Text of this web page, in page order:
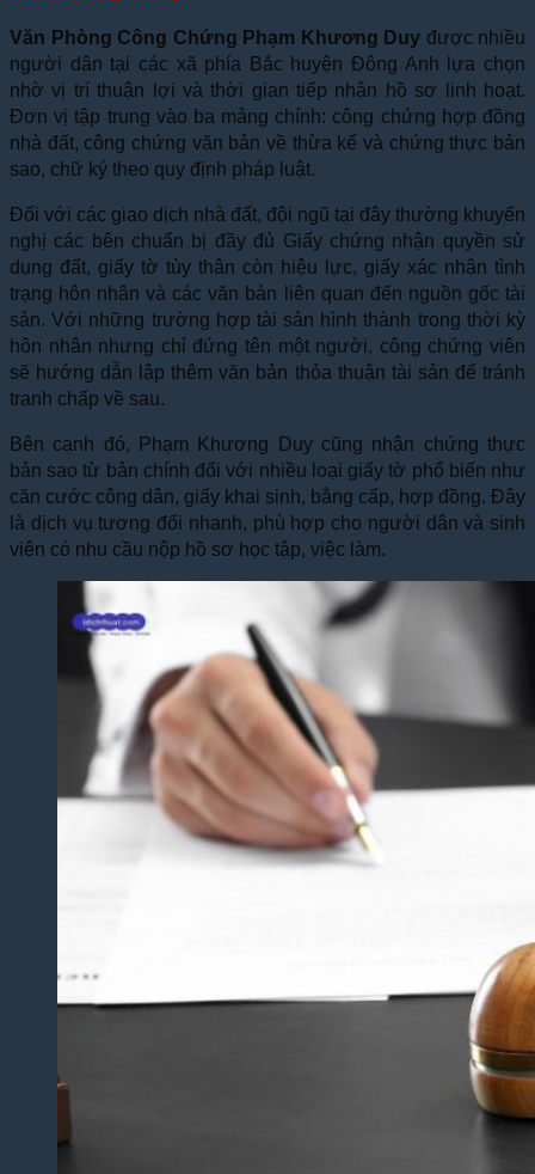
Văn Phòng Công Chứng Phạm Khương Duy được nhiều
người dân tại các xã phía Bắc huyện Đông Anh lựa chọn
nhờ vị trí thuận lợi và thời gian tiếp nhận hồ sơ linh hoạt.
Đơn vị tập trung vào ba mảng chính: công chứng hợp đồng
nhà đất, công chứng văn bản về thừa kế và chứng thực bản
sao, chữ ký theo quy định pháp luật.
Đối với các giao dịch nhà đất, đội ngũ tại đây thường khuyến
nghị các bên chuẩn bị đầy đủ Giấy chứng nhận quyền sử
dụng đất, giấy tờ tùy thân còn hiệu lực, giấy xác nhận tình
trạng hôn nhân và các văn bản liên quan đến nguồn gốc tài
sản. Với những trường hợp tài sản hình thành trong thời kỳ
hôn nhân nhưng chỉ đứng tên một người, công chứng viên
sẽ hướng dẫn lập thêm văn bản thỏa thuận tài sản để tránh
tranh chấp về sau.
Bên cạnh đó, Phạm Khương Duy cũng nhận chứng thực
bản sao từ bản chính đối với nhiều loại giấy tờ phổ biến như
căn cước công dân, giấy khai sinh, bằng cấp, hợp đồng. Đây
là dịch vụ tương đối nhanh, phù hợp cho người dân và sinh
viên có nhu cầu nộp hồ sơ học tập, việc làm.